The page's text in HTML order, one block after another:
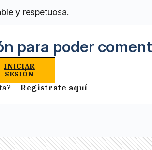
y respetuosa.
para poder
INICIAR
SESIÓN
Registrate aquí